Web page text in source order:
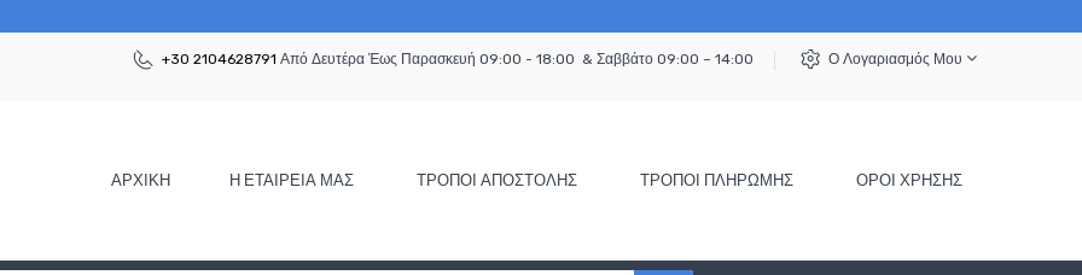
+30 2104628791 Από Δευτέρα Έως Παρασκευή 09:00 - 18:00 & Σαββάτο 09:00 – 14:00 Ο Λογαριασμός Μου
ΑΡΧΙΚΉ Η ΕΤΑΙΡΕΊΑ ΜΑΣ ΤΡΌΠΟΙ ΑΠΟΣΤΟΛΉΣ ΤΡΌΠΟΙ ΠΛΗΡΩΜΉΣ ΌΡΟΙ ΧΡΉΣΗΣ